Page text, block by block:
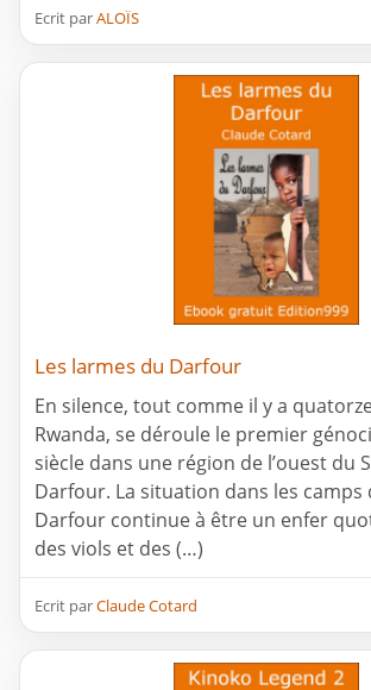
Ecrit parALOÏS
Les larmes du Darfour
En silence, tout comme il y a
Rwanda, se déroule le premier
siècle dans une région de l’ouest du
Darfour. La situation dans les camps
Darfour continue à être un enfer
des viols et des (…)
Ecrit parClaude Cotard